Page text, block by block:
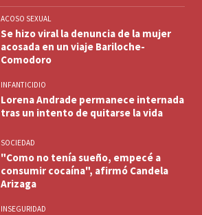
ACOSO SEXUAL
Se hizo viral la denuncia de la mujer
acosada en un viaje Bariloche-
Comodoro
INFANTICIDIO
Lorena Andrade permanece internada
tras un intento de quitarse la vida
SOCIEDAD
"Como no tenía sueño, empecé a
consumir cocaína", afirmó Candela
Arizaga
INSEGURIDAD